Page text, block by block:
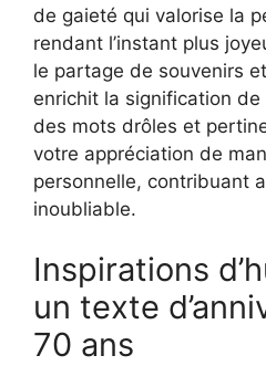
de gaieté qui valorise la
rendant l’instant plus
le partage de souvenirs
enrichit la signification
des mots drôles et
votre appréciation de
personnelle, contribuant
inoubliable.
Inspirations
un texte
70 ans